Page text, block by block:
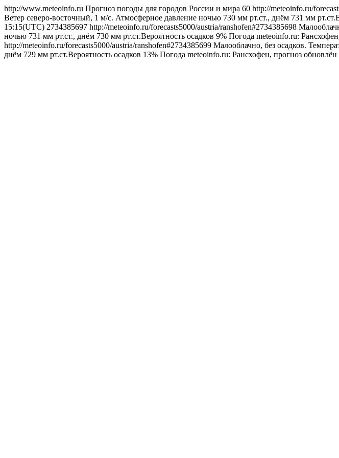
http://www.meteoinfo.ru Прогноз погоды для городов России и мира 60 http://meteoinfo.ru/
Ветер северо-восточный, 1 м/с. Атмосферное давление ночью 730 мм рт.ст., днём 731 мм
15:15(UTC) 2734385697 http://meteoinfo.ru/forecasts5000/austria/ranshofen#2734385698
ночью 731 мм рт.ст., днём 730 мм рт.ст.Вероятность осадков 9% Погода meteoinfo.ru:
http://meteoinfo.ru/forecasts5000/austria/ranshofen#2734385699 Малооблачно, без осадков.
днём 729 мм рт.ст.Вероятность осадков 13% Погода meteoinfo.ru: Рансхофен, прогноз